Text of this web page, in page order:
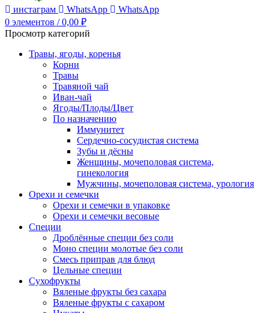
инстаграм WhatsApp
WhatsApp
0 элементов / 0,00 ₽
Просмотр категорий
Травы, ягоды, коренья
Корни
Травы
Травяной чай
Иван-чай
Ягоды/Плоды/Цвет
По назначению
Иммунитет
Сердечно-сосудистая система
Зубы и дёсны
Женщины, мочеполовая система,
гинекология
Мужчины, мочеполовая система, урология
Орехи и семечки
Орехи и семечки в упаковке
Орехи и семечки весовые
Специи
Дроблённые специи без соли
Моно специи молотые без соли
Смесь приправ для блюд
Цельные специи
Сухофрукты
Вяленые фрукты без сахара
Вяленые фрукты с сахаром